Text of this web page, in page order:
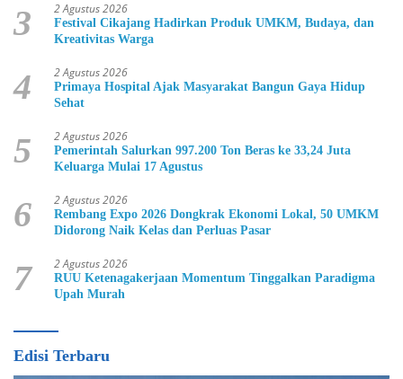
3 2 Agustus 2026
Festival Cikajang Hadirkan Produk UMKM, Budaya, dan
Kreativitas Warga
4 2 Agustus 2026
Primaya Hospital Ajak Masyarakat Bangun Gaya Hidup
Sehat
5 2 Agustus 2026
Pemerintah Salurkan 997.200 Ton Beras ke 33,24 Juta
Keluarga Mulai 17 Agustus
6 2 Agustus 2026
Rembang Expo 2026 Dongkrak Ekonomi Lokal, 50 UMKM
Didorong Naik Kelas dan Perluas Pasar
7 2 Agustus 2026
RUU Ketenagakerjaan Momentum Tinggalkan Paradigma
Upah Murah
Edisi Terbaru